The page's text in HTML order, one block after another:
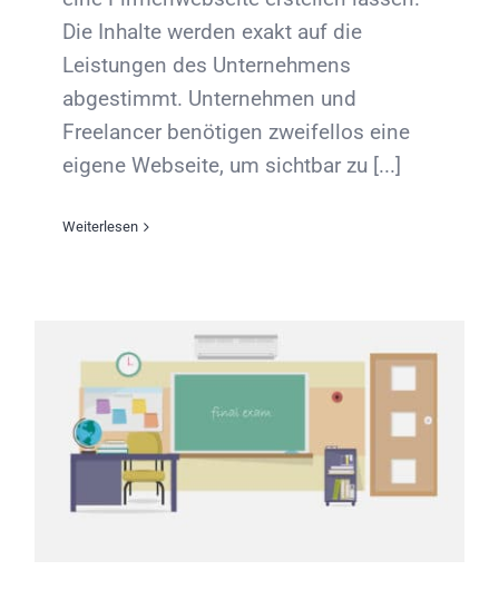
Die Inhalte werden exakt auf die
Leistungen des Unternehmens
abgestimmt. Unternehmen und
Freelancer benötigen zweifellos eine
eigene Webseite, um sichtbar zu [...]
Weiterlesen